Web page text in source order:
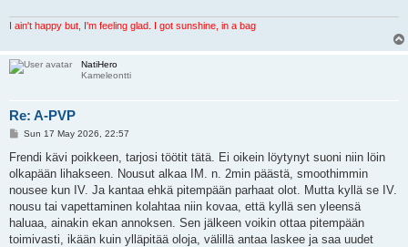
I ain't happy but, I'm feeling glad. I got sunshine, in a bag
NatiHero
Kameleontti
Re: A-PVP
P
s
Sun 17 May 2026, 22:57
Frendi kävi poikkeen, tarjosi töötit tätä. Ei oikein löytynyt suoni niin löin
olkapään lihakseen. Nousut alkaa IM. n. 2min päästä, smoothimmin
nousee kun IV. Ja kantaa ehkä pitempään parhaat olot. Mutta kyllä se IV.
nousu tai vapettaminen kolahtaa niin kovaa, että kyllä sen yleensä
haluaa, ainakin ekan annoksen. Sen jälkeen voikin ottaa pitempään
toimivasti, ikään kuin ylläpitää oloja, välillä antaa laskee ja saa uudet